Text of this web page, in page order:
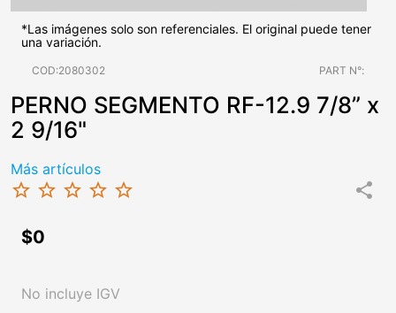
*Las imágenes solo son referenciales. El original puede tener
una variación.
COD:2080302 PART N°:
PERNO SEGMENTO RF-12.9 7/8” x
2 9/16"
Más artículos
star_border star_border star_border star_border star_border share
$0
No incluye IGV